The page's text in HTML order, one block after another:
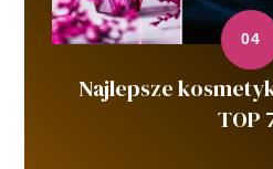
Najlepsze
TOP